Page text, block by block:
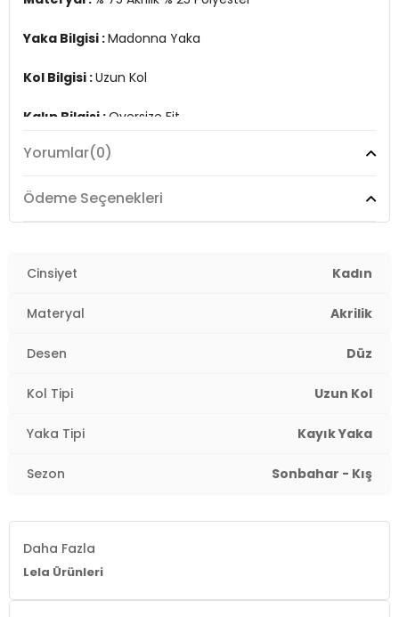
Yaka Bilgisi :Madonna Yaka
Kol Bilgisi :Uzun Kol
Kalıp Bilgisi :Oversize Fit
Manken Ölçüsü :
Yorumlar(0)
Ödeme Seçenekleri
Cinsiyet Kadın
Materyal Akrilik
Desen Düz
Kol Tipi Uzun Kol
Yaka Tipi Kayık Yaka
Sezon Sonbahar - Kış
Daha Fazla
Lela Ürünleri